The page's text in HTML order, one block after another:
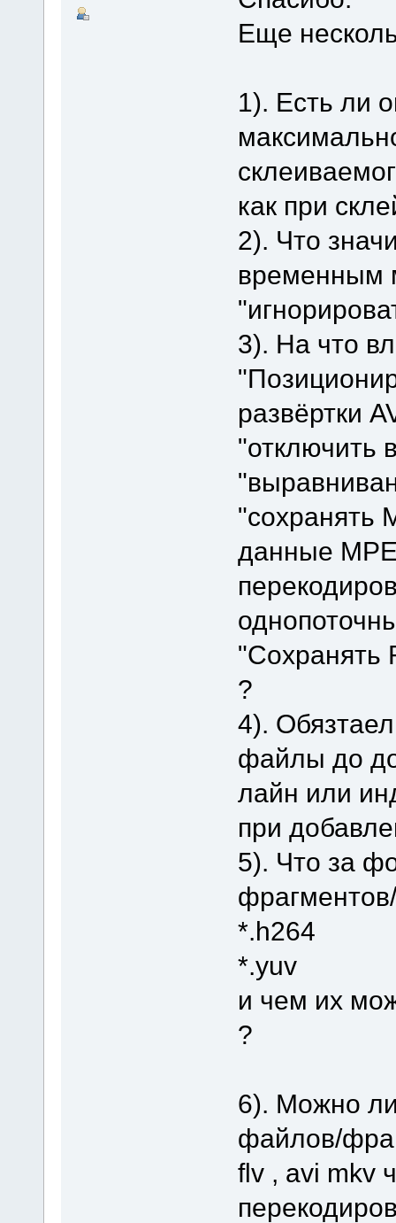
Еще
1). Есть ли
как при
2). Что
временным
3). На что
развёртки
"отключить
"сохранять
данные
"Сохранять
?
4).
файлы до
лайн или
при
5). Что за
*.h264
*.yuv
и чем их
?
6). Можно
файлов/
flv , avi mkv